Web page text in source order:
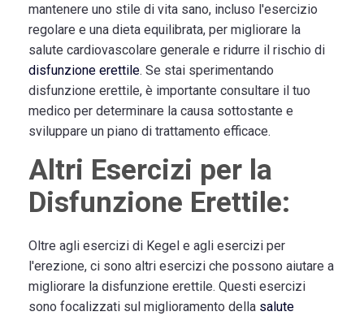
mantenere uno stile di vita sano, incluso l'esercizio
regolare e una dieta equilibrata, per migliorare la
salute cardiovascolare generale e ridurre il rischio di
disfunzione erettile. Se stai sperimentando
disfunzione erettile, è importante consultare il tuo
medico per determinare la causa sottostante e
sviluppare un piano di trattamento efficace.
Altri Esercizi per la
Disfunzione Erettile:
Oltre agli esercizi di Kegel e agli esercizi per
l'erezione, ci sono altri esercizi che possono aiutare a
migliorare la disfunzione erettile. Questi esercizi
sono focalizzati sul miglioramento della salute